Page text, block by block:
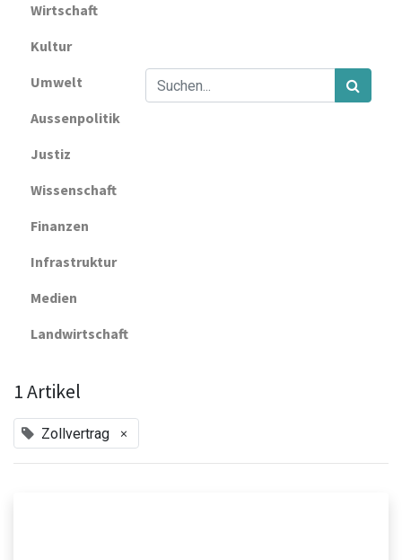
Wirtschaft
Kultur
Umwelt
Aussenpolitik
Justiz
Wissenschaft
Finanzen
Infrastruktur
Medien
Landwirtschaft
1 Artikel
Zollvertrag ×